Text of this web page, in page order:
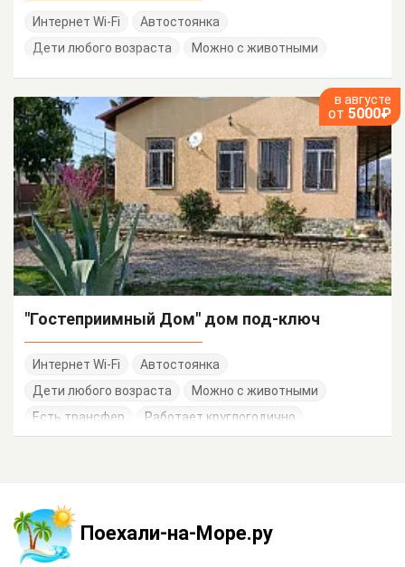
Интернет Wi-Fi
Автостоянка
Дети любого возраста
Можно с животными
в августе
от 5000₽
"Гостеприимный Дом" дом под-ключ
Интернет Wi-Fi
Автостоянка
Дети любого возраста
Можно с животными
Есть трансфер
Работает круглогодично
Поехали-на-Море.ру